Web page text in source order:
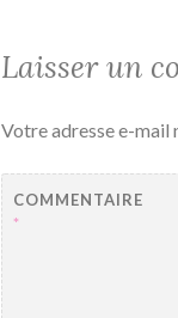
Laisser un
Votre adresse e-mail
COMMENTAIRE
*